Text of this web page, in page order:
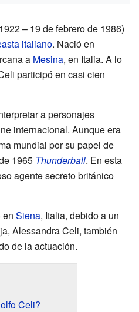
– 19 de febrero de 1986)
italiano. Nació en
a Mesina, en Italia. A lo
participó en casi cien
a personajes
internacional. Aunque era
mundial por su papel de
1965 Thunderball. En esta
agente secreto británico
en Siena, Italia, debido a un
Alessandra Celi, también
de la actuación.
Celi?